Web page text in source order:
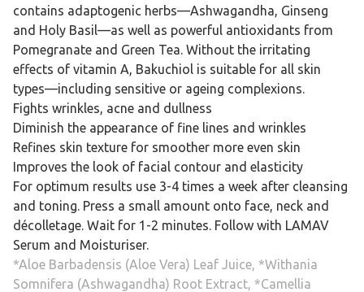
contains adaptogenic herbs—Ashwagandha, Ginseng
and Holy Basil—as well as powerful antioxidants from
Pomegranate and Green Tea. Without the irritating
effects of vitamin A, Bakuchiol is suitable for all skin
types—including sensitive or ageing complexions.
Fights wrinkles, acne and dullness
Diminish the appearance of fine lines and wrinkles
Refines skin texture for smoother more even skin
Improves the look of facial contour and elasticity
For optimum results use 3-4 times a week after cleansing
and toning. Press a small amount onto face, neck and
décolletage. Wait for 1-2 minutes. Follow with LAMAV
Serum and Moisturiser.
*Aloe Barbadensis (Aloe Vera) Leaf Juice, *Withania
Somnifera (Ashwagandha) Root Extract, *Camellia